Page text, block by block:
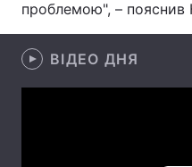
Інтерв'ю
проблемою", – пояснив
ВІДЕО ДНЯ